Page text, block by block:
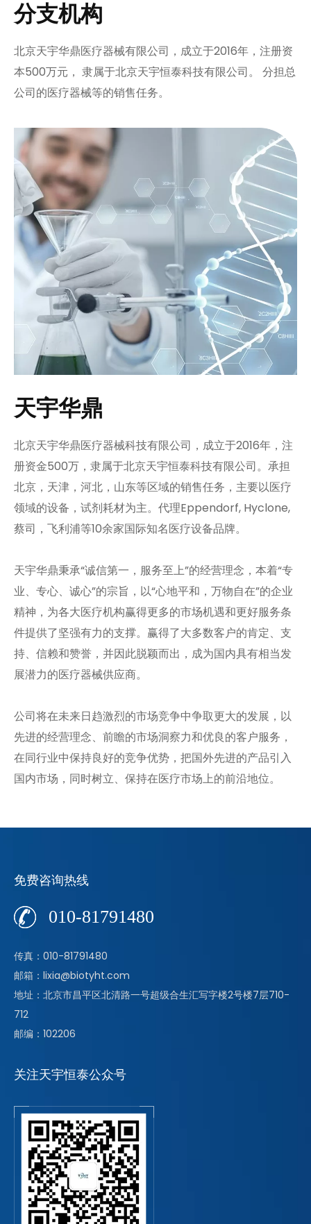
分支机构
北京天宇华鼎医疗器械有限公司，成立于2016年，注册资
本500万元， 隶属于北京天宇恒泰科技有限公司。 分担总
公司的医疗器械等的销售任务。
天宇华鼎
北京天宇华鼎医疗器械科技有限公司，成立于2016年，注
册资金500万，隶属于北京天宇恒泰科技有限公司。承担
北京，天津，河北，山东等区域的销售任务，主要以医疗
领域的设备，试剂耗材为主。代理Eppendorf, Hyclone,
蔡司，飞利浦等10余家国际知名医疗设备品牌。
天宇华鼎秉承“诚信第一，服务至上”的经营理念，本着“专
业、专心、诚心”的宗旨，以“心地平和，万物自在”的企业
精神，为各大医疗机构赢得更多的市场机遇和更好服务条
件提供了坚强有力的支撑。赢得了大多数客户的肯定、支
持、信赖和赞誉，并因此脱颖而出，成为国内具有相当发
展潜力的医疗器械供应商。
公司将在未来日趋激烈的市场竞争中争取更大的发展，以
先进的经营理念、前瞻的市场洞察力和优良的客户服务，
在同行业中保持良好的竞争优势，把国外先进的产品引入
国内市场，同时树立、保持在医疗市场上的前沿地位。
免费咨询热线
010-81791480
传真：010-81791480
邮箱：lixia@biotyht.com
地址：北京市昌平区北清路一号超级合生汇写字楼2号楼7层710-
712
邮编：102206
关注天宇恒泰公众号